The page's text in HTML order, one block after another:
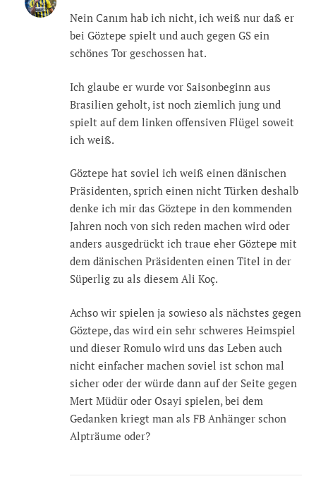
Nein Canım hab ich nicht, ich weiß nur daß er
bei Göztepe spielt und auch gegen GS ein
schönes Tor geschossen hat.
Ich glaube er wurde vor Saisonbeginn aus
Brasilien geholt, ist noch ziemlich jung und
spielt auf dem linken offensiven Flügel soweit
ich weiß.
Göztepe hat soviel ich weiß einen dänischen
Präsidenten, sprich einen nicht Türken deshalb
denke ich mir das Göztepe in den kommenden
Jahren noch von sich reden machen wird oder
anders ausgedrückt ich traue eher Göztepe mit
dem dänischen Präsidenten einen Titel in der
Süperlig zu als diesem Ali Koç.
Achso wir spielen ja sowieso als nächstes gegen
Göztepe, das wird ein sehr schweres Heimspiel
und dieser Romulo wird uns das Leben auch
nicht einfacher machen soviel ist schon mal
sicher oder der würde dann auf der Seite gegen
Mert Müdür oder Osayi spielen, bei dem
Gedanken kriegt man als FB Anhänger schon
Alpträume oder?